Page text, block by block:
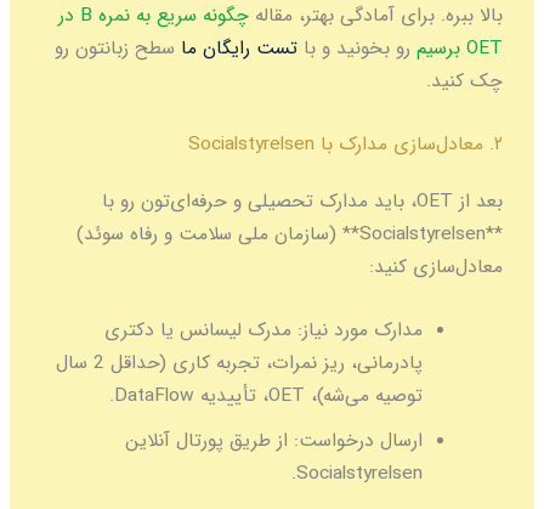
بالا ببره. برای آمادگی بهتر، مقاله
چگونه سریع به نمره B در
OET برسیم
رو بخونید و با تست رایگان ما سطح زبانتون رو
چک کنید.
۲. معادل‌سازی مدارک با Socialstyrelsen
بعد از OET، باید مدارک تحصیلی و حرفه‌ای‌تون رو با
**Socialstyrelsen** (سازمان ملی سلامت و رفاه سوئد)
معادل‌سازی کنید:
مدارک مورد نیاز: مدرک لیسانس یا دکتری
پادرمانی، ریز نمرات، تجربه کاری (حداقل 2 سال
توصیه می‌شه)، OET، تأییدیه DataFlow.
ارسال درخواست: از طریق پورتال آنلاین
Socialstyrelsen.